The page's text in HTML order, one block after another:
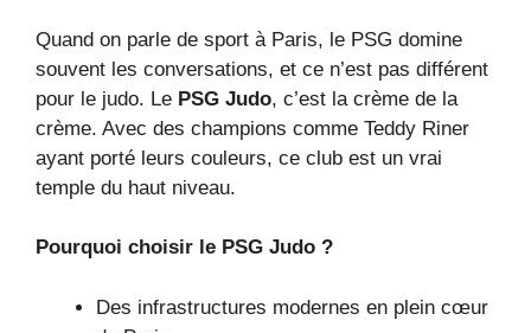
Quand on parle de sport à Paris, le PSG domine
souvent les conversations, et ce n’est pas différent
pour le judo. Le PSG Judo, c’est la crème de la
crème. Avec des champions comme Teddy Riner
ayant porté leurs couleurs, ce club est un vrai
temple du haut niveau.
Pourquoi choisir le PSG Judo ?
Des infrastructures modernes en plein cœur